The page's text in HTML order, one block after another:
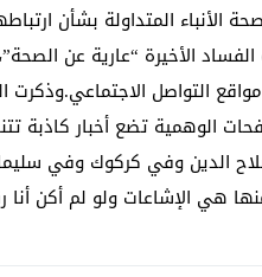
المتداولة بشأن
الأخيرة “عارية عن
التواصل
الوهمية تضع أخبار
الدين وفي كركوك وفي
هي الإشاعات ولو لم أكن